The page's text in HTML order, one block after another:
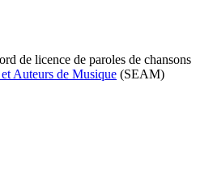
de licence de paroles de chansons
Auteurs de Musique (SEAM)